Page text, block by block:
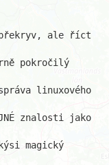
ale říct
pokročilý
linuxového
znalosti jako
magický